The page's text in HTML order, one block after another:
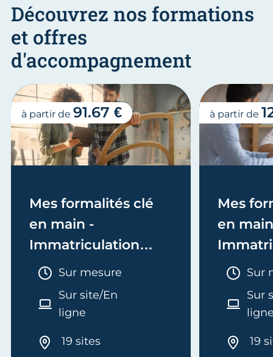
Découvrez nos formations
et offres
d'accompagnement
Mes formalités clé
en main -
Immatriculation
(EI/Micro-entreprise
ou réel)
Durée :
Sur mesure
Sur site/En
ligne
19 sites
à partir de 91.67 €
Mes
en
Sur
Sur
19
à partir de